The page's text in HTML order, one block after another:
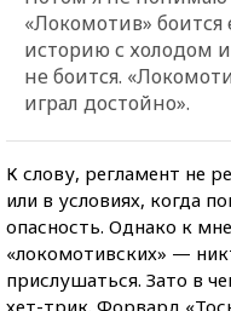
«Локомотив» боится
историю с холодом
не боится.
играл достойно».
К слову, регламент не
или в условиях, когда
опасность. Однако к
«локомотивских» —
прислушаться. Зато в
хет-трик. Форвард